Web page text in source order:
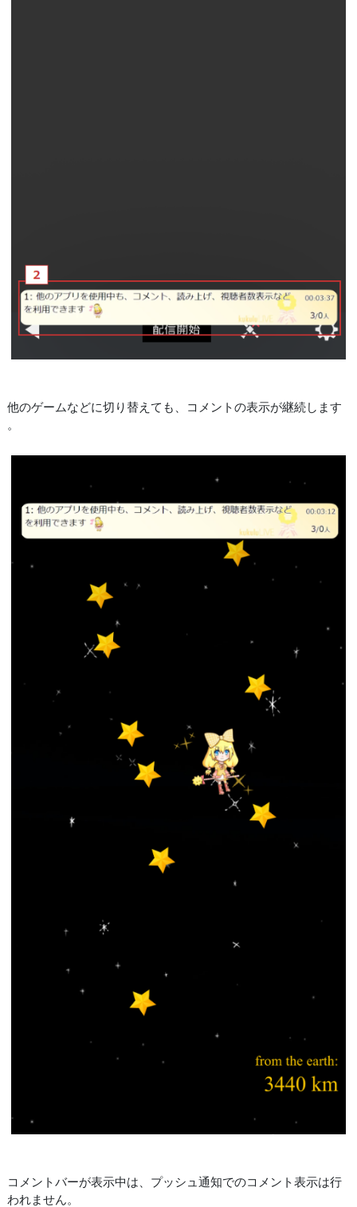
他のゲームなどに切り替えても、コメントの表示が継続します
。
コメントバーが表示中は、プッシュ通知でのコメント表示は行
われません。